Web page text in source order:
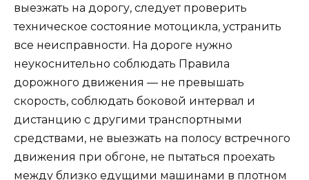
выезжать на дорогу, следует проверить
техническое состояние мотоцикла, устранить
все неисправности. На дороге нужно
неукоснительно соблюдать Правила
дорожного движения — не превышать
скорость, соблюдать боковой интервал и
дистанцию с другими транспортными
средствами, не выезжать на полосу встречного
движения при обгоне, не пытаться проехать
между близко едущими машинами в плотном